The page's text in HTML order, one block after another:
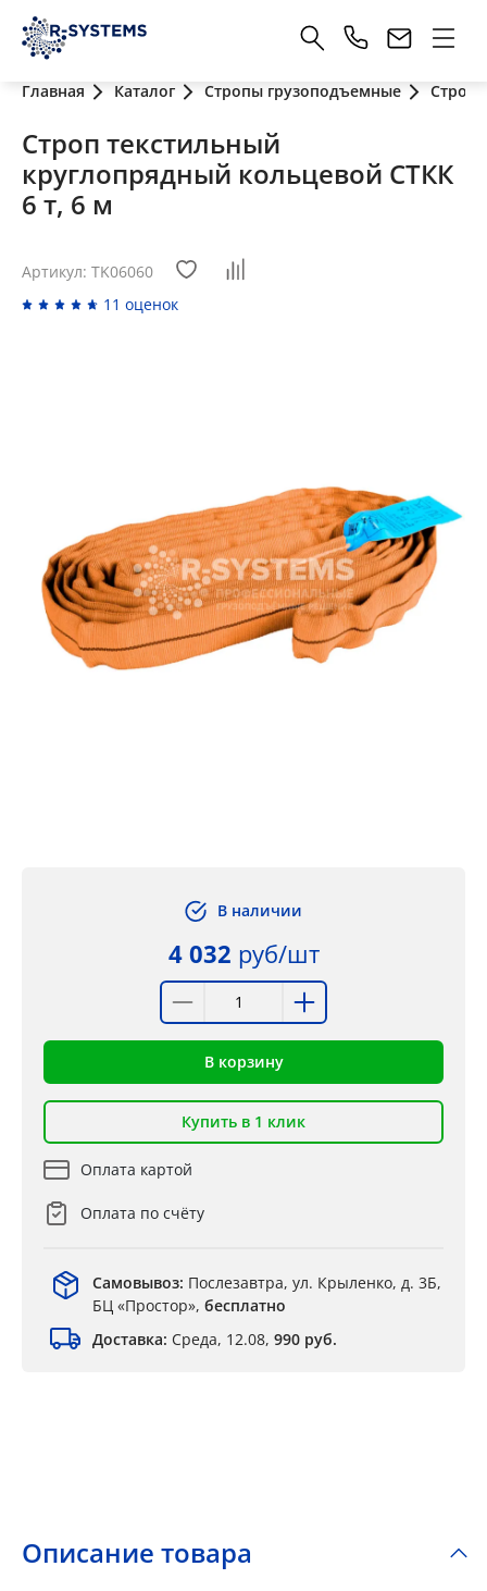
Главная Каталог Стропы грузоподъемные
Строп текстильный
круглопрядный кольцевой СТКК
6 т, 6 м
Артикул: TK06060
11 оценок
В наличии
4 032 руб/шт
В корзину
Купить в 1 клик
Оплата картой
Оплата по счёту
Самовывоз: Послезавтра, ул. Крыленко, д. 3Б,
БЦ «Простор», бесплатно
Доставка: Среда, 12.08, 990 руб.
Описание товара